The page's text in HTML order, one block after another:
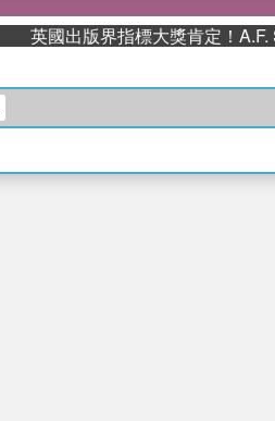
英國出版界指標大獎肯定！A.F.